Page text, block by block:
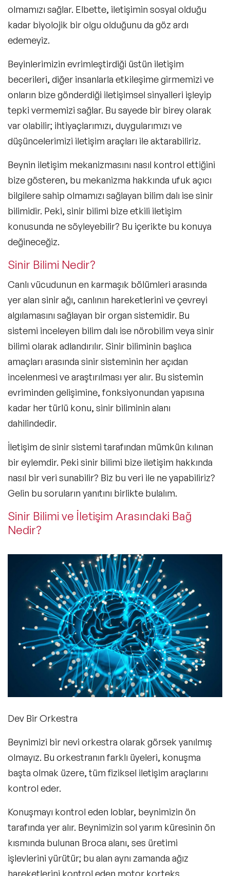
olmamızı sağlar. Elbette, iletişimin sosyal olduğu
kadar biyolojik bir olgu olduğunu da göz ardı
edemeyiz.
Beyinlerimizin evrimleştirdiği üstün iletişim
becerileri, diğer insanlarla etkileşime girmemizi ve
onların bize gönderdiği iletişimsel sinyalleri işleyip
tepki vermemizi sağlar. Bu sayede bir birey olarak
var olabilir; ihtiyaçlarımızı, duygularımızı ve
düşüncelerimizi iletişim araçları ile aktarabiliriz.
Beynin iletişim mekanizmasını nasıl kontrol ettiğini
bize gösteren, bu mekanizma hakkında ufuk açıcı
bilgilere sahip olmamızı sağlayan bilim dalı ise sinir
bilimidir. Peki, sinir bilimi bize etkili iletişim
konusunda ne söyleyebilir? Bu içerikte bu konuya
değineceğiz.
Sinir Bilimi Nedir?
Canlı vücudunun en karmaşık bölümleri arasında
yer alan sinir ağı, canlının hareketlerini ve çevreyi
algılamasını sağlayan bir organ sistemidir. Bu
sistemi inceleyen bilim dalı ise nörobilim veya sinir
bilimi olarak adlandırılır. Sinir biliminin başlıca
amaçları arasında sinir sisteminin her açıdan
incelenmesi ve araştırılması yer alır. Bu sistemin
evriminden gelişimine, fonksiyonundan yapısına
kadar her türlü konu, sinir biliminin alanı
dahilindedir.
İletişim de sinir sistemi tarafından mümkün kılınan
bir eylemdir. Peki sinir bilimi bize iletişim hakkında
nasıl bir veri sunabilir? Biz bu veri ile ne yapabiliriz?
Gelin bu soruların yanıtını birlikte bulalım.
Sinir Bilimi ve İletişim Arasındaki Bağ
Nedir?
Dev Bir Orkestra
Beynimizi bir nevi orkestra olarak görsek yanılmış
olmayız. Bu orkestranın farklı üyeleri, konuşma
başta olmak üzere, tüm fiziksel iletişim araçlarını
kontrol eder.
Konuşmayı kontrol eden loblar, beynimizin ön
tarafında yer alır. Beynimizin sol yarım küresinin ön
kısmında bulunan Broca alanı, ses üretimi
işlevlerini yürütür; bu alan aynı zamanda ağız
hareketlerini kontrol eden motor korteks